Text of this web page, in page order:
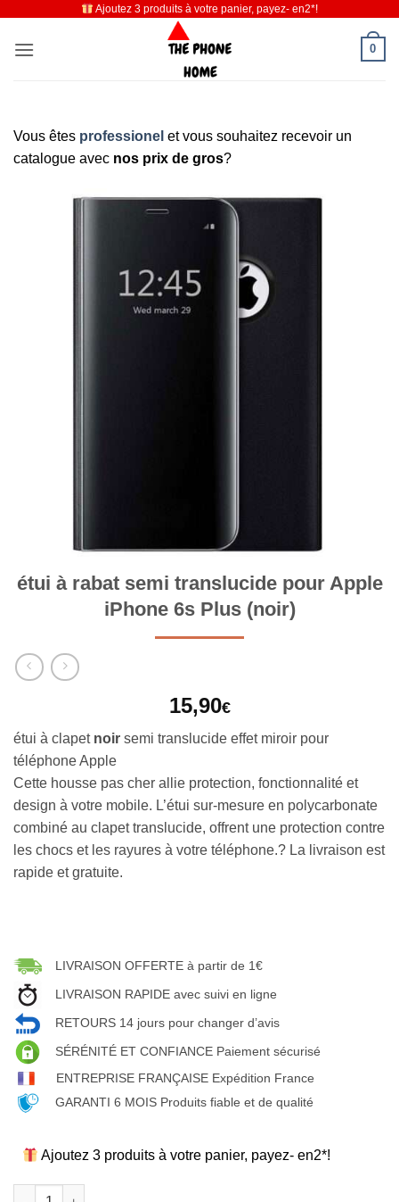
contenu
Ajoutez 3 produits à votre panier, payez- en2*!
0
Vous êtes professionel et vous souhaitez recevoir un
catalogue avec nos prix de gros?
étui à rabat semi translucide pour Apple
iPhone 6s Plus (noir)
15,90€
étui à clapet noir semi translucide effet miroir pour
téléphone Apple
Cette housse pas cher allie protection, fonctionnalité et
design à votre mobile. L’étui sur-mesure en polycarbonate
combiné au clapet translucide, offrent une protection contre
les chocs et les rayures à votre téléphone.? La livraison est
rapide et gratuite.
LIVRAISON OFFERTE à partir de 1€
LIVRAISON RAPIDE avec suivi en ligne
RETOURS 14 jours pour changer d’avis
SÉRÉNITÉ ET CONFIANCE Paiement sécurisé
ENTREPRISE FRANÇAISE Expédition France
GARANTI 6 MOIS Produits fiable et de qualité
Ajoutez 3 produits à votre panier, payez- en2*!
quantité de étui à rabat semi translucide pour Apple iPhone 6s